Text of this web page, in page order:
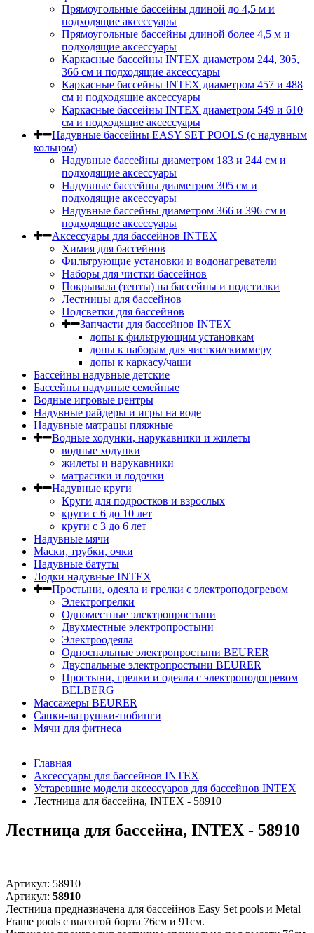
Прямоугольные бассейны длиной до 4,5 м и
подходящие аксессуары
Прямоугольные бассейны длиной более 4,5 м и
подходящие аксессуары
Каркасные бассейны INTEX диаметром 244, 305,
366 см и подходящие аксессуары
Каркасные бассейны INTEX диаметром 457 и 488
cм и подходящие аксессуары
Каркасные бассейны INTEX диаметром 549 и 610
см и подходящие аксессуары
Надувные бассейны EASY SET POOLS (с надувным
кольцом)
Надувные бассейны диаметром 183 и 244 см и
подходящие аксессуары
Надувные бассейны диаметром 305 см и
подходящие аксессуары
Надувные бассейны диаметром 366 и 396 см и
подходящие аксессуары
Аксессуары для бассейнов INTEX
Химия для бассейнов
Фильтрующие установки и водонагреватели
Наборы для чистки бассейнов
Покрывала (тенты) на бассейны и подстилки
Лестницы для бассейнов
Подсветки для бассейнов
Запчасти для бассейнов INTEX
допы к фильтрующим установкам
допы к наборам для чистки/скиммеру
допы к каркасу/чаши
Бассейны надувные детские
Бассейны надувные семейные
Водные игровые центры
Надувные райдеры и игры на воде
Надувные матрацы пляжные
Водные ходунки, нарукавники и жилеты
водные ходунки
жилеты и нарукавники
матрасики и лодочки
Надувные круги
Круги для подростков и взрослых
круги с 6 до 10 лет
круги c 3 до 6 лет
Надувные мячи
Маски, трубки, очки
Надувные батуты
Лодки надувные INTEX
Простыни, одеяла и грелки с электроподогревом
Электрогрелки
Одноместные электропростыни
Двухместные электропростыни
Электроодеяла
Односпальные электропростыни BEURER
Двуспальные электропростыни BEURER
Простыни, грелки и одеяла с электроподогревом
BELBERG
Массажеры BEURER
Санки-ватрушки-тюбинги
Мячи для фитнеса
Главная
Аксессуары для бассейнов INTEX
Устаревшие модели аксессуаров для бассейнов INTEX
Лестница для бассейна, INTEX - 58910
Лестница для бассейна, INTEX - 58910
Артикул: 58910
Артикул: 58910
Лестница предназначена для бассейнов Easy Set pools и Metal
Frame pools с высотой борта 76см и 91см.